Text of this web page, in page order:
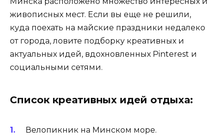
живописных мест. Если вы еще не решили,
куда поехать на майские праздники недалеко
от города, ловите подборку креативных и
актуальных идей, вдохновленных Pinterest и
социальными сетями.
Список креативных идей отдыха:
Велопикник на Минском море.